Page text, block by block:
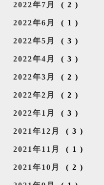
2022年7月 (2)
2022年6月 (1)
2022年5月 (3)
2022年4月 (3)
2022年3月 (2)
2022年2月 (2)
2022年1月 (3)
2021年12月 (3)
2021年11月 (1)
2021年10月 (2)